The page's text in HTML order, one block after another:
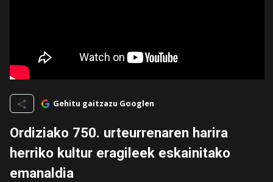
Gehitu gaitzazu Googlen
Ordiziako 750. urteurrenaren harira
herriko kultur eragileek eskainitako
emanaldia